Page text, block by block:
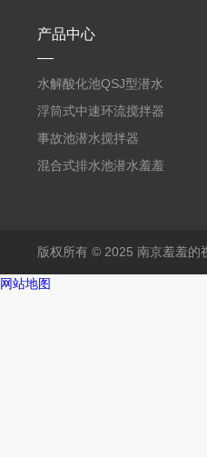
产品中心
水解酸化池QSJ型潜水
羞羞APP在线下载
浮筒式中速环流搅拌器
事故池潜水搅拌器
混合式排水池潜水羞羞
版权所有 © 2025 南京羞羞的
网站地图